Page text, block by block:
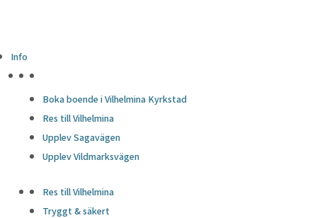
Info
Boka boende i Vilhelmina Kyrkstad
Res till Vilhelmina
Upplev Sagavägen
Upplev Vildmarksvägen
Res till Vilhelmina
Tryggt & säkert